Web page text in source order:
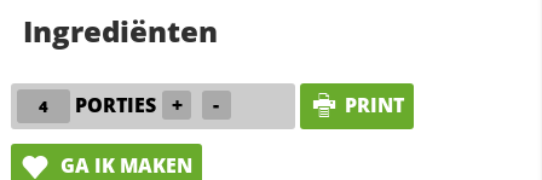
Ingrediënten
PORTIES + - PRINT
GA IK MAKEN